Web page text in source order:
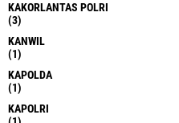
KAKORLANTAS POLRI
(3)
KANWIL
(1)
KAPOLDA
(1)
KAPOLRI